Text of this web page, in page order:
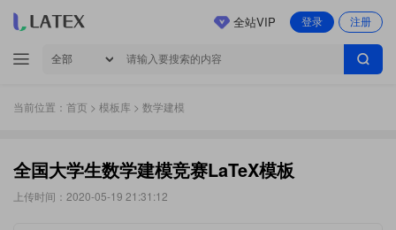
登录 注册
全站VIP
当前位置： 首页 > 模板库 > 数学建模
全国大学生数学建模竞赛LaTeX模板
上传时间：2020-05-19 21:31:12